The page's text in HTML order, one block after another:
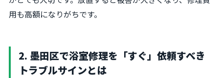
用も高額になりがちです。
2. 墨田区で浴室修理を「すぐ」依頼すべき
トラブルサインとは